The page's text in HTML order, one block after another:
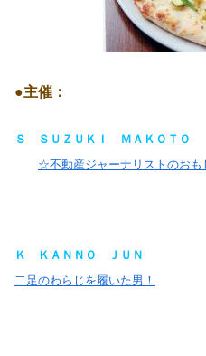
●主催：
Ｓ
ＳＵＺＵＫＩ ＭＡＫＯＴＯ
☆不動産ジャーナリストのお
Ｋ
ＫＡＮＮＯ ＪＵＮ
二足のわらじを履いた男！